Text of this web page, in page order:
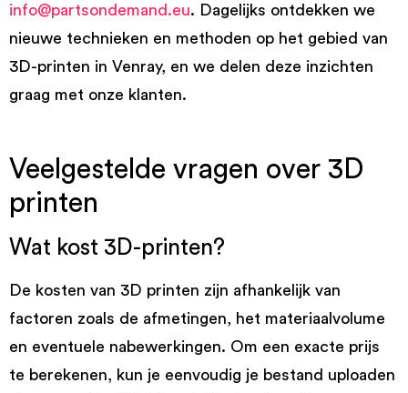
info@partsondemand.eu. Dagelijks ontdekken we
nieuwe technieken en methoden op het gebied van
3D-printen in Venray, en we delen deze inzichten
graag met onze klanten.
Veelgestelde vragen over 3D
printen
Wat kost 3D-printen?
De kosten van 3D printen zijn afhankelijk van
factoren zoals de afmetingen, het materiaalvolume
en eventuele nabewerkingen. Om een exacte prijs
te berekenen, kun je eenvoudig je bestand uploaden